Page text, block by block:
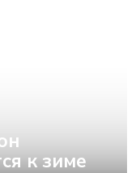
к зиме